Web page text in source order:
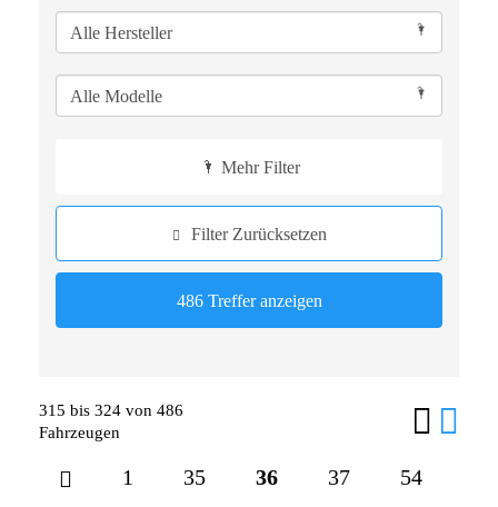
Mehr Filter
Filter Zurücksetzen
315 bis 324 von 486
Fahrzeugen
1 35 36 37 54